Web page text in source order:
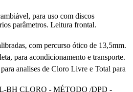
para uso com discos
parâmetros. Leitura frontal.
com percurso ótico de 13,5mm.
para acondicionamento e transporte.
analises de Cloro Livre e Total para
BH CLORO - MÉTODO /DPD -